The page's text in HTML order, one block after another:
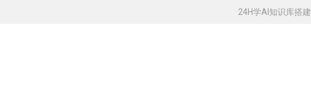
24H学AI知识库搭建